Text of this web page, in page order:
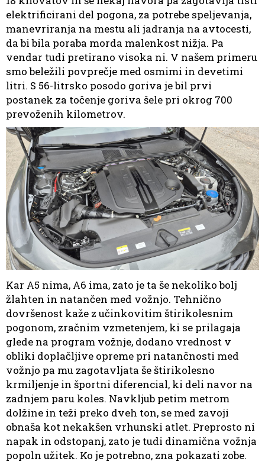
elektrificirani del pogona, za potrebe speljevanja,
manevriranja na mestu ali jadranja na avtocesti,
da bi bila poraba morda malenkost nižja. Pa
vendar tudi pretirano visoka ni. V našem primeru
smo beležili povprečje med osmimi in devetimi
litri. S 56-litrsko posodo goriva je bil prvi
postanek za točenje goriva šele pri okrog 700
prevoženih kilometrov.
Kar A5 nima, A6 ima, zato je ta še nekoliko bolj
žlahten in natančen med vožnjo. Tehnično
dovršenost kaže z učinkovitim štirikolesnim
pogonom, zračnim vzmetenjem, ki se prilagaja
glede na program vožnje, dodano vrednost v
obliki doplačljive opreme pri natančnosti med
vožnjo pa mu zagotavljata še štirikolesno
krmiljenje in športni diferencial, ki deli navor na
zadnjem paru koles. Navkljub petim metrom
dolžine in teži preko dveh ton, se med zavoji
obnaša kot nekakšen vrhunski atlet. Preprosto ni
napak in odstopanj, zato je tudi dinamična vožnja
popoln užitek. Ko je potrebno, zna pokazati zobe.